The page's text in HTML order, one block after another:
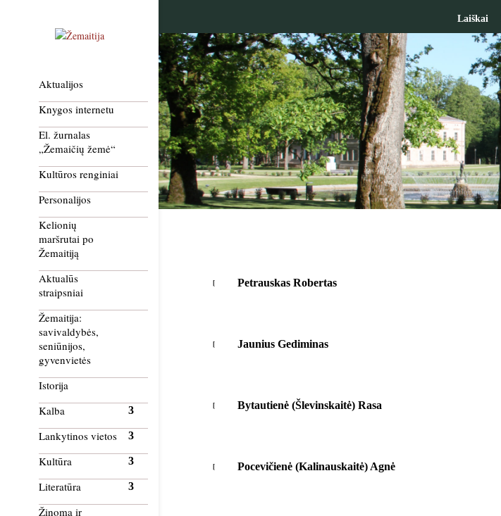
Laiškai
Aktualijos
Knygos internetu
El. žurnalas
„Žemaičių žemė“
Kultūros renginiai
Personalijos
Kelionių
maršrutai po
Žemaitiją
Aktualūs
straipsniai
Žemaitija:
savivaldybės,
seniūnijos,
gyvenvietės
Istorija
Kalba
Lankytinos vietos
Kultūra
Literatūra
Žinoma ir
Petrauskas Robertas
Jaunius Gediminas
Bytautienė (Šlevinskaitė) Rasa
Pocevičienė (Kalinauskaitė) Agnė